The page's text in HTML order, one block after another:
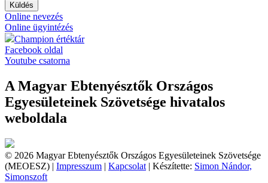
Küldés
Online nevezés
Online ügyintézés
Champion értéktár
Facebook oldal
Youtube csatorna
A Magyar Ebtenyésztők Országos
Egyesületeinek Szövetsége hivatalos
weboldala
© 2026 Magyar Ebtenyésztők Országos Egyesületeinek Szövetsége
(MEOESZ) | Impresszum | Kapcsolat | Készítette: Simon Nándor,
Simonszoft